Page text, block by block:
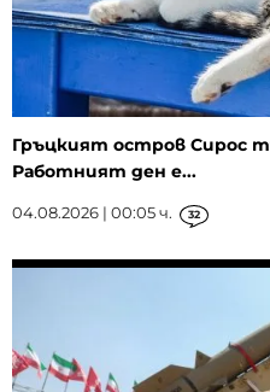
Гръцкият остров Сирос
Работният ден е...
04.08.2026 | 00:05 ч. 32